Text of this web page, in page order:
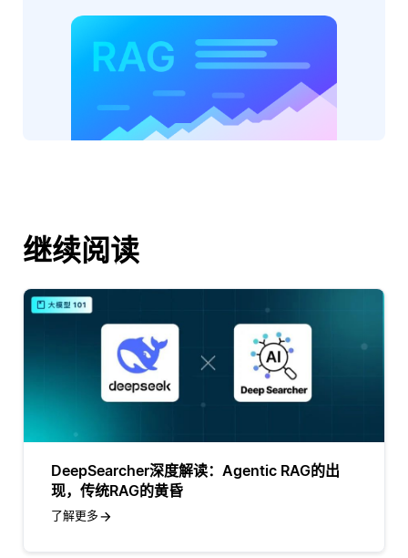
继续阅读
DeepSearcher深度解读：Agentic RAG的出
现，传统RAG的黄昏
了解更多